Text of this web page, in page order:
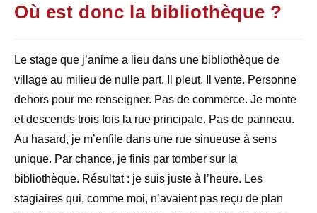
Où est donc la bibliothèque ?
Le stage que j’anime a lieu dans une bibliothèque de
village au milieu de nulle part. Il pleut. Il vente. Personne
dehors pour me renseigner. Pas de commerce. Je monte
et descends trois fois la rue principale. Pas de panneau.
Au hasard, je m’enfile dans une rue sinueuse à sens
unique. Par chance, je finis par tomber sur la
bibliothèque. Résultat : je suis juste à l’heure. Les
stagiaires qui, comme moi, n’avaient pas reçu de plan